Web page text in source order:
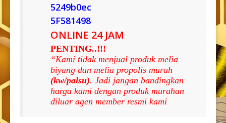
5249b0ec
5F581498
ONLINE 24 JAM
PENTING..!!!
“Kami tidak menjual produk melia
biyang dan melia propolis murah
(kw/palsu). Jadi jangan bandingkan
harga kami dengan produk murahan
diluar agen member resmi kami